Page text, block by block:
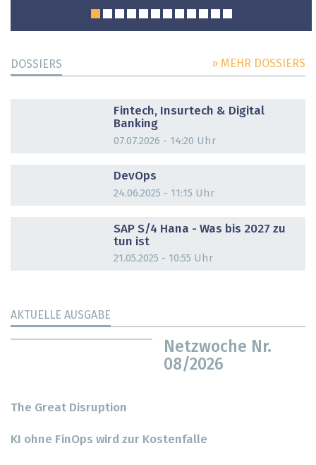
DOSSIERS » MEHR DOSSIERS
Fintech, Insurtech & Digital
Banking
07.07.2026 - 14:20 Uhr
DevOps
24.06.2025 - 11:15 Uhr
SAP S/4 Hana - Was bis 2027 zu
tun ist
21.05.2025 - 10:55 Uhr
AKTUELLE AUSGABE
Netzwoche Nr.
08/2026
The Great Disruption
KI ohne FinOps wird zur Kostenfalle